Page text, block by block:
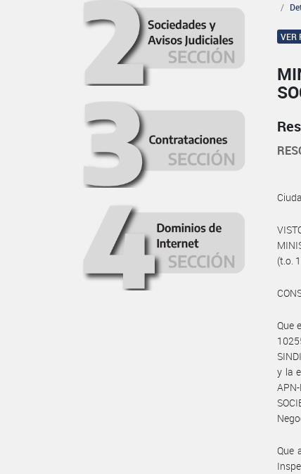
VER
(t.o.
Que
y la
Que